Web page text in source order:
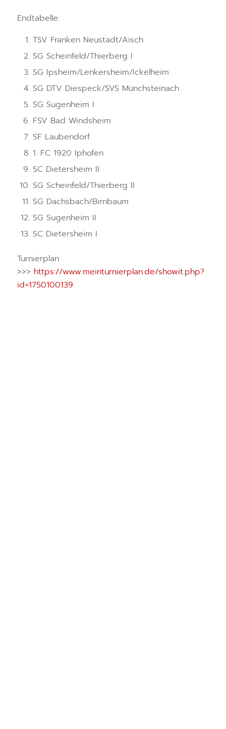
Endtabelle:
TSV Franken Neustadt/Aisch
SG Scheinfeld/Thierberg I
SG Ipsheim/Lenkersheim/Ickelheim
SG DTV Diespeck/SVS Münchsteinach
SG Sugenheim I
FSV Bad Windsheim
SF Laubendorf
1. FC 1920 Iphofen
SC Dietersheim II
SG Scheinfeld/Thierberg II
SG Dachsbach/Birnbaum
SG Sugenheim II
SC Dietersheim I
Turnierplan
>>> https://www.meinturnierplan.de/showit.php?
id=1750100139